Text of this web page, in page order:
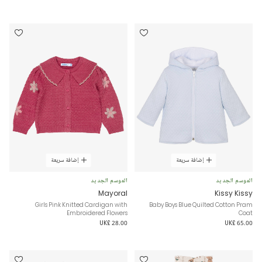
إضافة سريعة
الموسم الجديد
Kissy Kissy
Baby Boys Blue Quilted Cotton Pram
Coat
UK£ 65.00
إضافة سريعة
الموسم الجديد
Mayoral
Girls Pink Knitted Cardigan with
Embroidered Flowers
UK£ 28.00